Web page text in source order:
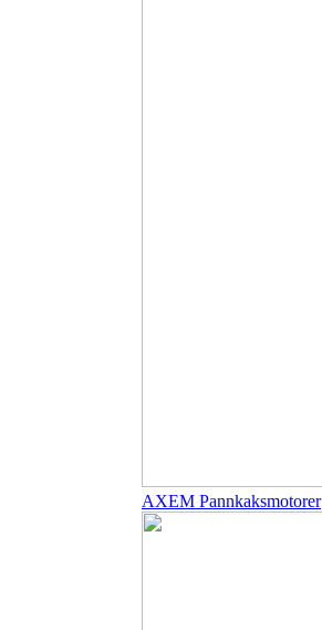
AXEM Pannkaksmotorer